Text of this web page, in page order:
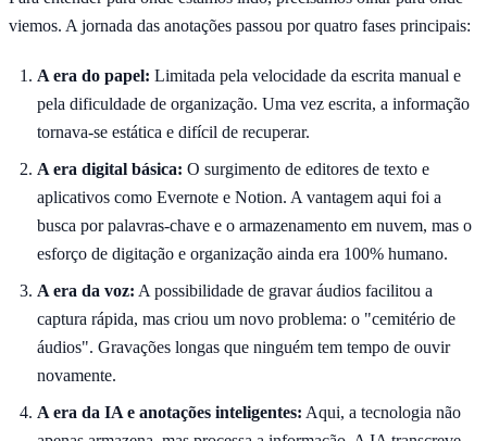
viemos. A jornada das anotações passou por quatro fases principais:
A era do papel: Limitada pela velocidade da escrita manual e
pela dificuldade de organização. Uma vez escrita, a informação
tornava-se estática e difícil de recuperar.
A era digital básica: O surgimento de editores de texto e
aplicativos como Evernote e Notion. A vantagem aqui foi a
busca por palavras-chave e o armazenamento em nuvem, mas o
esforço de digitação e organização ainda era 100% humano.
A era da voz: A possibilidade de gravar áudios facilitou a
captura rápida, mas criou um novo problema: o "cemitério de
áudios". Gravações longas que ninguém tem tempo de ouvir
novamente.
A era da IA e anotações inteligentes: Aqui, a tecnologia não